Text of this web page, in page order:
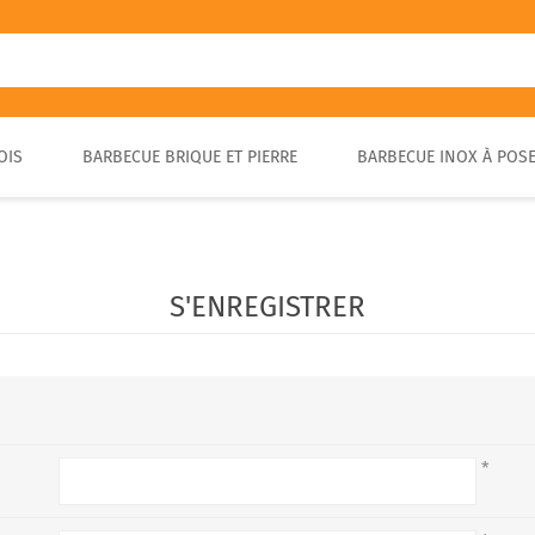
BRASA
PIZZA EXTÉRIEUR
BARBECUE BRIQUE ET PIERRE BARBECUE INOX À
S'ENREGISTRER
*